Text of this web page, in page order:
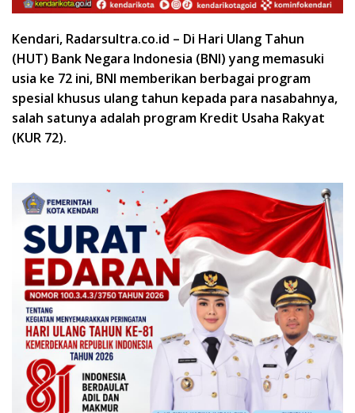
Kendari, Radarsultra.co.id – Di Hari Ulang Tahun
(HUT) Bank Negara Indonesia (BNI) yang memasuki
usia ke 72 ini, BNI memberikan berbagai program
spesial khusus ulang tahun kepada para nasabahnya,
salah satunya adalah program Kredit Usaha Rakyat
(KUR 72).